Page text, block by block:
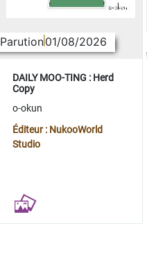
Parution01/08/2026
DAILY MOO-TING : Herd
Copy
o-okun
Éditeur : NukooWorld
Studio